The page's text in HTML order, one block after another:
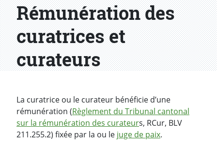
Rémunération des
curatrices et
curateurs
La curatrice ou le curateur bénéficie d’une
rémunération (Règlement du Tribunal cantonal
sur la rémunération des curateurs, RCur, BLV
211.255.2) fixée par la ou le juge de paix.